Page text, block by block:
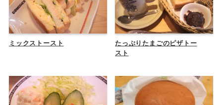
ミックストースト
たっぷりたまごのピザトー
スト